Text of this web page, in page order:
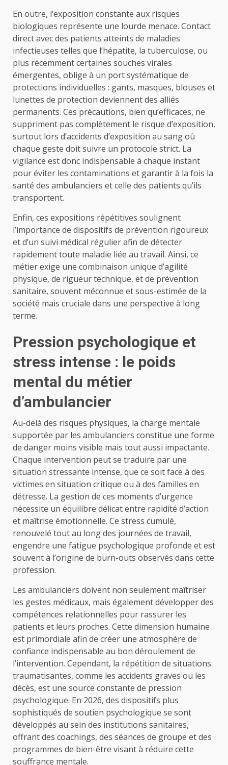
En outre, l’exposition constante aux risques
biologiques représente une lourde menace. Contact
direct avec des patients atteints de maladies
infectieuses telles que l’hépatite, la tuberculose, ou
plus récemment certaines souches virales
émergentes, oblige à un port systématique de
protections individuelles : gants, masques, blouses et
lunettes de protection deviennent des alliés
permanents. Ces précautions, bien qu’efficaces, ne
suppriment pas complètement le risque d’exposition,
surtout lors d’accidents d’exposition au sang où
chaque geste doit suivre un protocole strict. La
vigilance est donc indispensable à chaque instant
pour éviter les contaminations et garantir à la fois la
santé des ambulanciers et celle des patients qu’ils
transportent.
Enfin, ces expositions répétitives soulignent
l’importance de dispositifs de prévention rigoureux
et d’un suivi médical régulier afin de détecter
rapidement toute maladie liée au travail. Ainsi, ce
métier exige une combinaison unique d’agilité
physique, de rigueur technique, et de prévention
sanitaire, souvent méconnue et sous-estimée de la
société mais cruciale dans une perspective à long
terme.
Pression psychologique et
stress intense : le poids
mental du métier
d’ambulancier
Au-delà des risques physiques, la charge mentale
supportée par les ambulanciers constitue une forme
de danger moins visible mais tout aussi impactante.
Chaque intervention peut se traduire par une
situation stressante intense, que ce soit face à des
victimes en situation critique ou à des familles en
détresse. La gestion de ces moments d’urgence
nécessite un équilibre délicat entre rapidité d’action
et maîtrise émotionnelle. Ce stress cumulé,
renouvelé tout au long des journées de travail,
engendre une fatigue psychologique profonde et est
souvent à l’origine de burn-outs observés dans cette
profession.
Les ambulanciers doivent non seulement maîtriser
les gestes médicaux, mais également développer des
compétences relationnelles pour rassurer les
patients et leurs proches. Cette dimension humaine
est primordiale afin de créer une atmosphère de
confiance indispensable au bon déroulement de
l’intervention. Cependant, la répétition de situations
traumatisantes, comme les accidents graves ou les
décès, est une source constante de pression
psychologique. En 2026, des dispositifs plus
sophistiqués de soutien psychologique se sont
développés au sein des institutions sanitaires,
offrant des coachings, des séances de groupe et des
programmes de bien-être visant à réduire cette
souffrance mentale.